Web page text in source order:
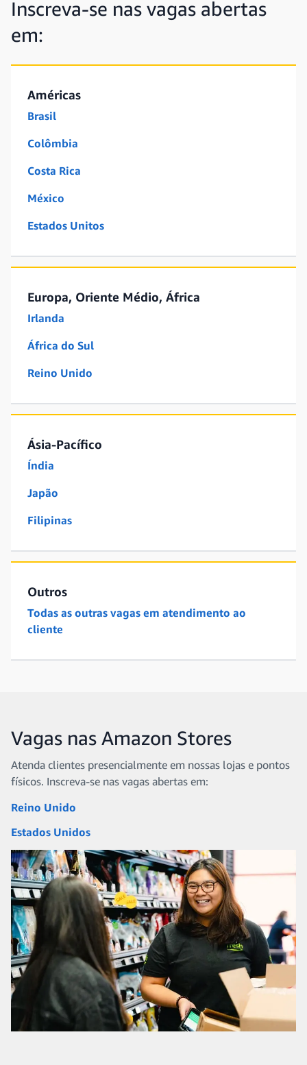
Inscreva-se nas vagas abertas
em:
Américas
Brasil
Colômbia
Costa Rica
México
Estados Unitos
Europa, Oriente Médio, África
Irlanda
África do Sul
Reino Unido
Ásia-Pacífico
Índia
Japão
Filipinas
Outros
Todas as outras vagas em atendimento ao
cliente
Vagas nas Amazon Stores
Atenda clientes presencialmente em nossas lojas e pontos
físicos. Inscreva-se nas vagas abertas em:
Reino Unido
Estados Unidos